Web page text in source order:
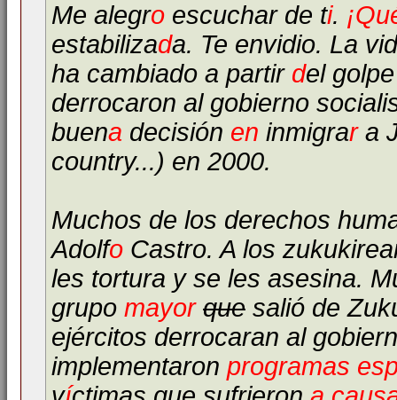
Me alegro escuchar de ti. ¡
estabilizada. Te envidio. La
ha cambiado a partir del
derrocaron al gobierno
buena decisión en inmigrara
country...) en 2000.
Muchos de los derechos
Adolfo Castro. A los
les tortura y se les asesina.
grupo mayor que salió de
ejércitos derrocaran al
implementaron programas